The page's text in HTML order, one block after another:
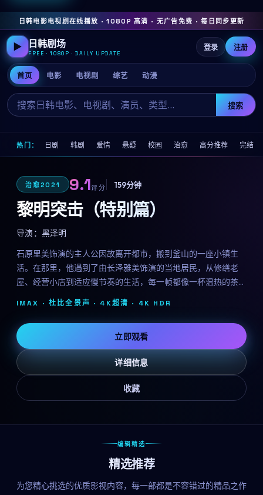
日韩电影电视剧在线播放 · 1080P 高清 · 无广告免费 · 每日同步更新
▶ 日韩剧场
FREE · 1080P · DAILY UPDATE
首页 电影 电视剧 综艺 动漫
搜索
登录 注册
热门： 日剧 韩剧 爱情 悬疑 校园 治愈 高分推荐 完结
治愈2021 9.1评分 159分钟
黎明突击（特别篇）
导演： 黑泽明
石原里美饰演的主人公因故离开都市，搬到釜山的一座小镇生
活。在那里，他遇到了由长泽雅美饰演的当地居民，从修缮老
屋、经营小店到适应慢节奏的生活，每一帧都像一杯温热的茶。
黑泽明用治愈系的影像告诉我们：人生没有标准答案。
IMAX · 杜比全景声 · 4K超清 · 4K HDR
立即观看
详细信息
收藏
编辑精选
精选推荐
为您精心挑选的优质影视内容，每一部都是不容错过的精品之作